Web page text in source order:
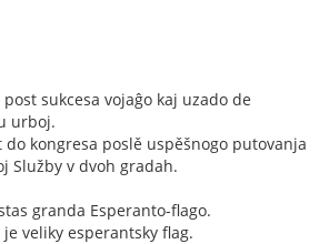
sukcesa vojaĝo kaj uzado de
urboj.
kongresa poslě uspěšnogo putovanja
Služby v dvoh gradah.
granda Esperanto-flago.
veliky esperantsky flag.